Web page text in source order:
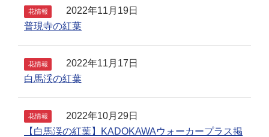
花情報
2022年11月19日
普現寺の紅葉
花情報
2022年11月17日
白馬渓の紅葉
花情報
2022年10月29日
【白馬渓の紅葉】KADOKAWAウォーカープラス掲